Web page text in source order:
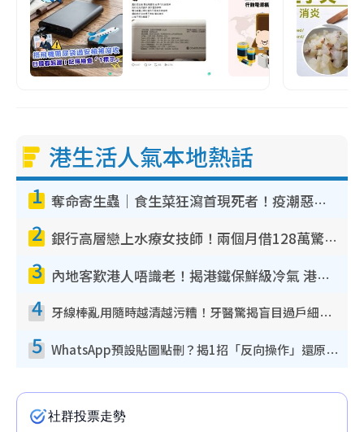
港生活人氣本地熱話
1 奪命寄生蟲｜食生菜狂瀉首現死者！疫潮惡化錄1.8萬宗病例 揭洗菜3大謬誤
2 銀行高層戀上水療女技師！兩個月借128萬驚覺「沉船」沉落火海 揭背後疑似邪教操控賣淫
3 內地客歎港人唔識老！揭港鐵保鮮級冷氣 港人求放過：咪投訴
4 牙線棒亂用隨時越清越污糟！牙醫驚揭盲目過戶細菌恐致蛀牙：呢種先係日常真保養
5 WhatsApp預設貼圖點刪？揭1招「反向操作」還原簡潔介面 附3步實測教學